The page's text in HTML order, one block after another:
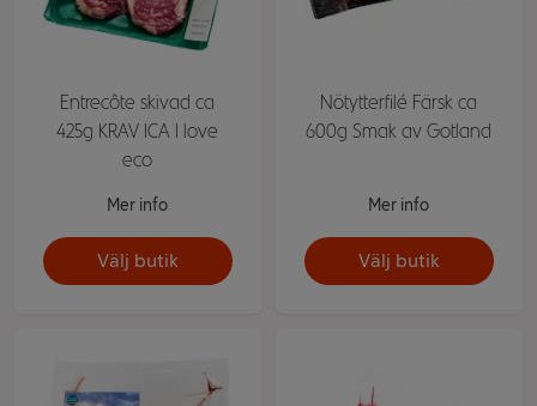
Entrecôte skivad ca
425g KRAV ICA I love
eco
Mer info
Välj butik
Nötytterfilé Färsk ca
600g Smak av Gotland
Mer info
Välj butik